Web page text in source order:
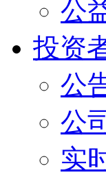
公
投资
公
公
实